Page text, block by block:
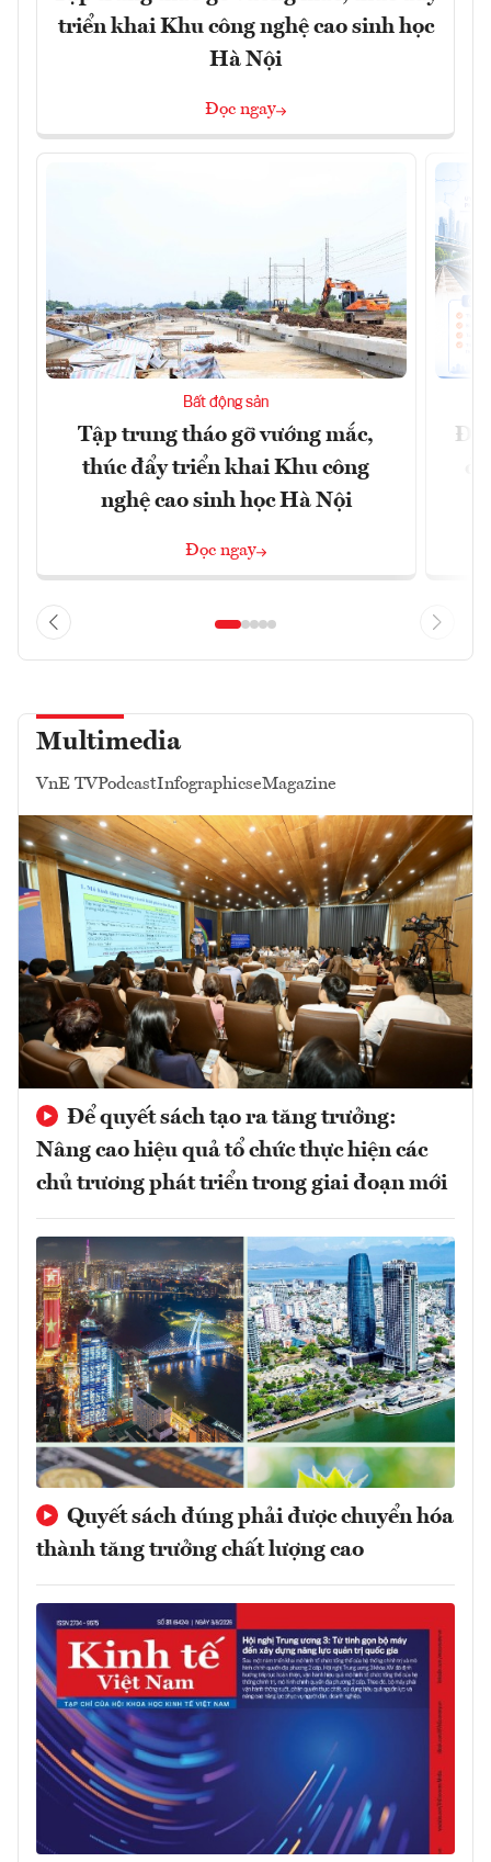
triển khai Khu công nghệ cao sinh học
Hà Nội
Đọc ngay
Bất động sản
Tập trung tháo gỡ vướng mắc,
thúc đẩy triển khai Khu công
nghệ cao sinh học Hà Nội
Đọc ngay
Multimedia
VnE TVPodcastInfographicseMagazine
Để quyết sách tạo ra tăng trưởng:
Nâng cao hiệu quả tổ chức thực hiện các
chủ trương phát triển trong giai đoạn mới
Quyết sách đúng phải được chuyển hóa
thành tăng trưởng chất lượng cao